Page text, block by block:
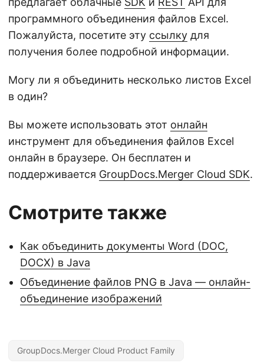
программного объединения файлов Excel.
Пожалуйста, посетите эту ссылку для
получения более подробной информации.
Могу ли я объединить несколько листов Excel
в один?
Вы можете использовать этот онлайн
инструмент для объединения файлов Excel
онлайн в браузере. Он бесплатен и
поддерживается GroupDocs.Merger Cloud SDK.
Смотрите также
Как объединить документы Word (DOC,
DOCX) в Java
Объединение файлов PNG в Java — онлайн-
объединение изображений
GroupDocs.Merger Cloud Product Family